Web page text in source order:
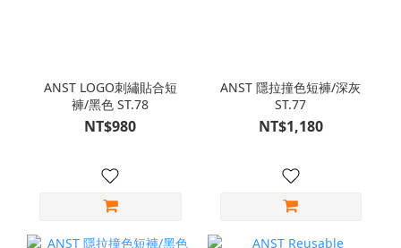
ANST LOGO刺繡貼合短
褲/黑色 ST.78
NT$980
ANST 隱拉撞色短褲/深灰
ST.77
NT$1,180